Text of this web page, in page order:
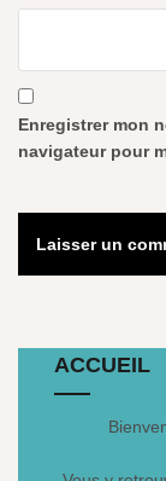
Enregistrer mon
navigateur pour
ACCUEIL